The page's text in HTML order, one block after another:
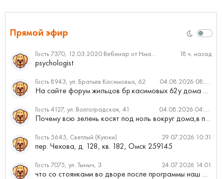
Прямой эфир
Гость 7370, 12.03.2020 Вебинар от Нмаркет.ПРО: «Актуальное об ипотеке: что нужно знать» 18 ч. назад
psychologist
Гость 8943, ул. Братьев Касимовых, 62 04.08.2026 08:34
На сайте форум жильцов бр.касимовых 62у дома растут красивые...
Гость 4127, ул. Волгоградская, 41 04.08.2026 04:46
Почему всю зелень косят под ноль вокруг дома,в полисадниках....
Гость 5645, Светлый (Куюки) 29.07.2026 10:31
пер. Чехова, д. 128, кв. 182, Омск 259145
Гость 7075, ул. Тыныч, 3 24.07.2026 14:01
что со стоянками во дворе после программы наш двор